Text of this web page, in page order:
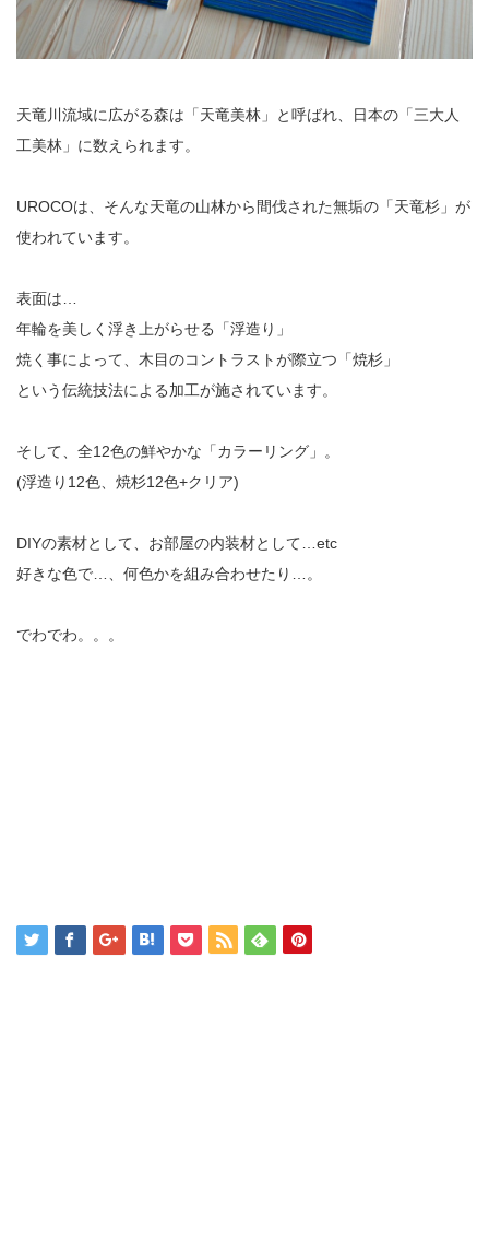
天竜川流域に広がる森は「天竜美林」と呼ばれ、日本の「三大人
工美林」に数えられます。
UROCOは、そんな天竜の山林から間伐された無垢の「天竜杉」が
使われています。
表面は…
年輪を美しく浮き上がらせる「浮造り」
焼く事によって、木目のコントラストが際立つ「焼杉」
という伝統技法による加工が施されています。
そして、全12色の鮮やかな「カラーリング」。
(浮造り12色、焼杉12色+クリア)
DIYの素材として、お部屋の内装材として…etc
好きな色で…、何色かを組み合わせたり…。
でわでわ。。。